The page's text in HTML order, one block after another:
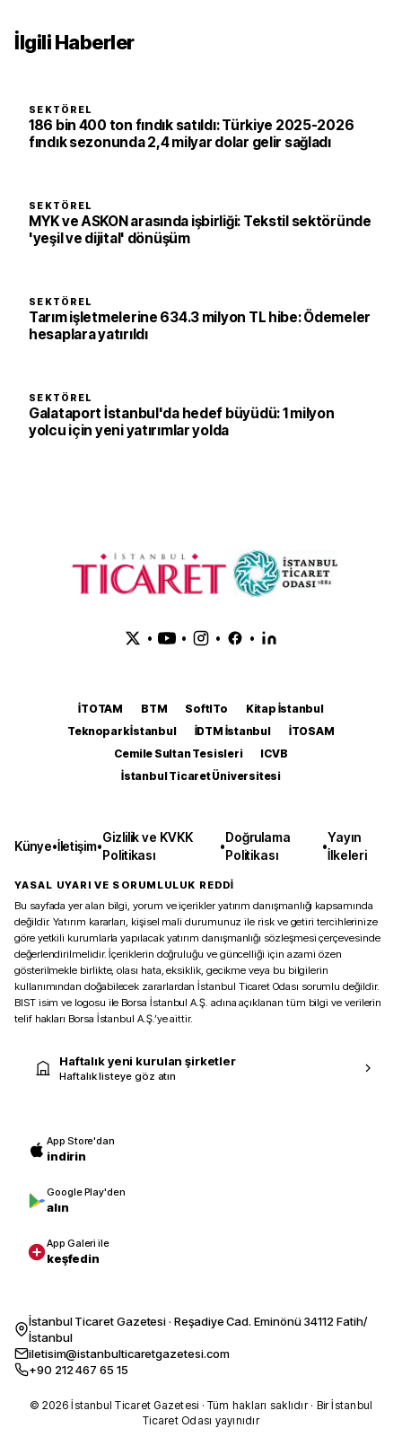
İlgili Haberler
SEKTÖREL
186 bin 400 ton fındık satıldı: Türkiye 2025-2026
fındık sezonunda 2,4 milyar dolar gelir sağladı
SEKTÖREL
MYK ve ASKON arasında işbirliği: Tekstil sektöründe
'yeşil ve dijital' dönüşüm
SEKTÖREL
Tarım işletmelerine 634.3 milyon TL hibe: Ödemeler
hesaplara yatırıldı
SEKTÖREL
Galataport İstanbul'da hedef büyüdü: 1 milyon
yolcu için yeni yatırımlar yolda
• • • •
İTOTAM BTM SoftITo
Kitap İstanbul
Teknopark İstanbul
İDTM İstanbul
İTOSAM
Cemile Sultan Tesisleri
ICVB
İstanbul Ticaret Üniversitesi
Künye•İletişim•
Gizlilik ve KVKK
Politikası
•
Doğrulama
Politikası
•
Yayın
İlkeleri
YASAL UYARI VE SORUMLULUK REDDİ
Bu sayfada yer alan bilgi, yorum ve içerikler yatırım danışmanlığı kapsamında
değildir. Yatırım kararları, kişisel mali durumunuz ile risk ve getiri tercihlerinize
göre yetkili kurumlarla yapılacak yatırım danışmanlığı sözleşmesi çerçevesinde
değerlendirilmelidir. İçeriklerin doğruluğu ve güncelliği için azami özen
gösterilmekle birlikte, olası hata, eksiklik, gecikme veya bu bilgilerin
kullanımından doğabilecek zararlardan İstanbul Ticaret Odası sorumlu değildir.
BIST isim ve logosu ile Borsa İstanbul A.Ş. adına açıklanan tüm bilgi ve verilerin
telif hakları Borsa İstanbul A.Ş.’ye aittir.
Haftalık yeni kurulan şirketler
Haftalık listeye göz atın
App Store'dan
indirin
Google Play'den
alın
App Galeri ile
keşfedin
İstanbul Ticaret Gazetesi · Reşadiye Cad. Eminönü 34112 Fatih/
İstanbul
iletisim@istanbulticaretgazetesi.com
+90 212 467 65 15
© 2026 İstanbul Ticaret Gazetesi · Tüm hakları saklıdır · Bir İstanbul
Ticaret Odası yayınıdır